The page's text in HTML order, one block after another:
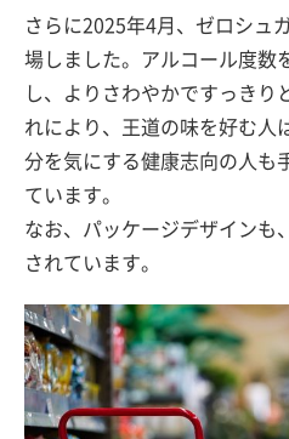
さらに2025年4月、ゼロシュ
場しました。アルコール度数
し、よりさわやかですっきり
れにより、王道の味を好む人
分を気にする健康志向の人も
ています。
なお、パッケージデザインも
されています。